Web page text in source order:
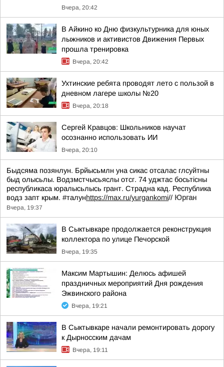
Вчера, 20:42
В Айкино ко Дню физкультурника для юных
лыжников и активистов Движения Первых
прошла тренировка
Вчера, 20:42
Ухтинские ребята проводят лето с пользой в
дневном лагере школы №20
Вчера, 20:18
Сергей Кравцов: Школьников научат
осознанно использовать ИИ
Вчера, 20:10
Быдсяма позянлун. Брйысьмлн уна сикас отсалас глсуйтны
быд олысьлы. Водзмстчысьяслы отсг. 74 уджтас босьтiсны
республикаса юралысьлысь грант. Страдна кад. Республика
водз запт крым. #талунhttps://max.ru/yurgankomi// Юрган
Вчера, 19:37
В Сыктывкаре продолжается реконструкция
коллектора по улице Печорской
Вчера, 19:35
Максим Мартышин: Делюсь афишей
праздничных мероприятий Дня рождения
Эжвинского района
Вчера, 19:21
В Сыктывкаре начали ремонтировать дорогу
к Дырносским дачам
Вчера, 19:11